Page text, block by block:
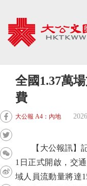
全國1.37萬
費
大公報 A4：內地
【大公報訊】記
1日正式開啟，交
域人員流動量將達